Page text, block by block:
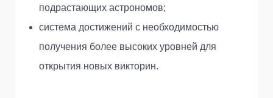
подрастающих астрономов;
система достижений с необходимостью
получения более высоких уровней для
открытия новых викторин.